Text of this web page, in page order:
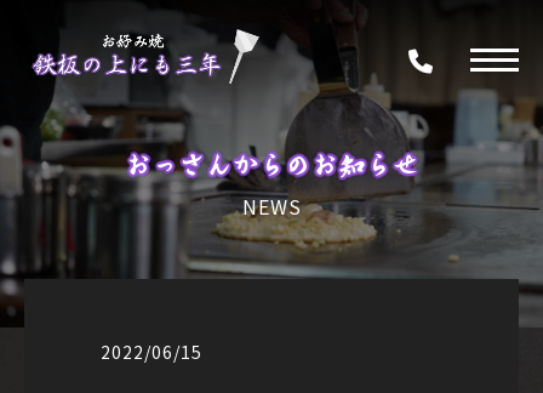
おっさんからのお知らせ
NEWS
2022/06/15